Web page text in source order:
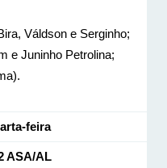
Váldson e Serginho;
e Juninho Petrolina;
feira
ASA/AL